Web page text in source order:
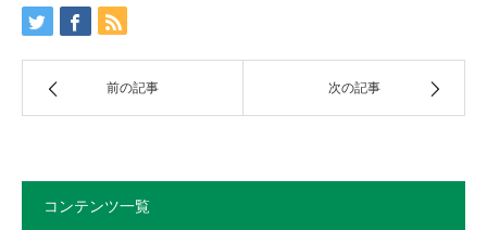
前の記事 次の記事
コンテンツ一覧